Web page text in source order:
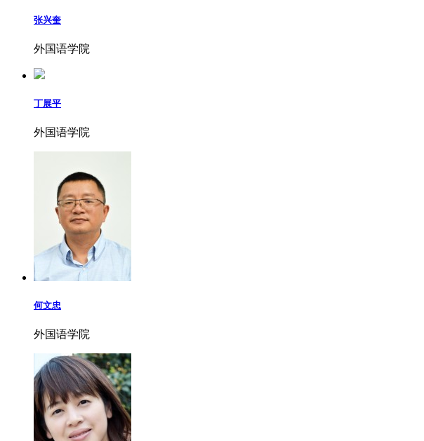
张兴奎
外国语学院
丁展平
外国语学院
何文忠
外国语学院